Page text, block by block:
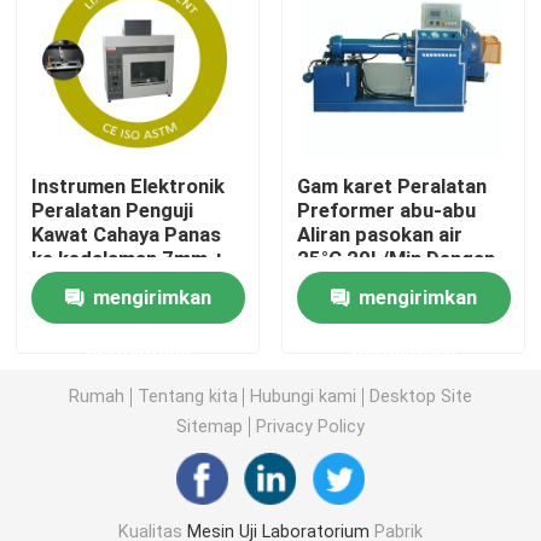
Mesin Uji Universal
Mesin Uji Lingkungan
Mesin Penyeimbang Dinamis
Mesin Uji Karet
instrumen pengujian kemasan
Instrumen Elektronik
Peralatan Penguji
Kawat Cahaya Panas
ke kedalaman 7mm +
0.5mm (Disetilkan)
Kelas presisi: 0.5
mengirimkan
Gam karet Peralatan
Preformer abu-abu
Aliran pasokan air
25°C 20L/Min Dengan
layar sentuh LCD
definisi tinggimengirimkan
Rumah Tentang kita Hubungi kami
Desktop Site
Sitemap
Privacy Policy
Kualitas Mesin Uji Laboratorium Pabrik